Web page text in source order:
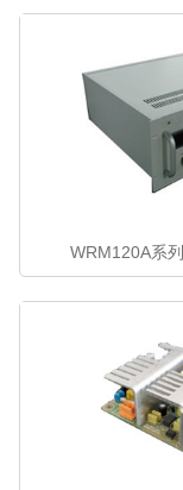
WRM120A系